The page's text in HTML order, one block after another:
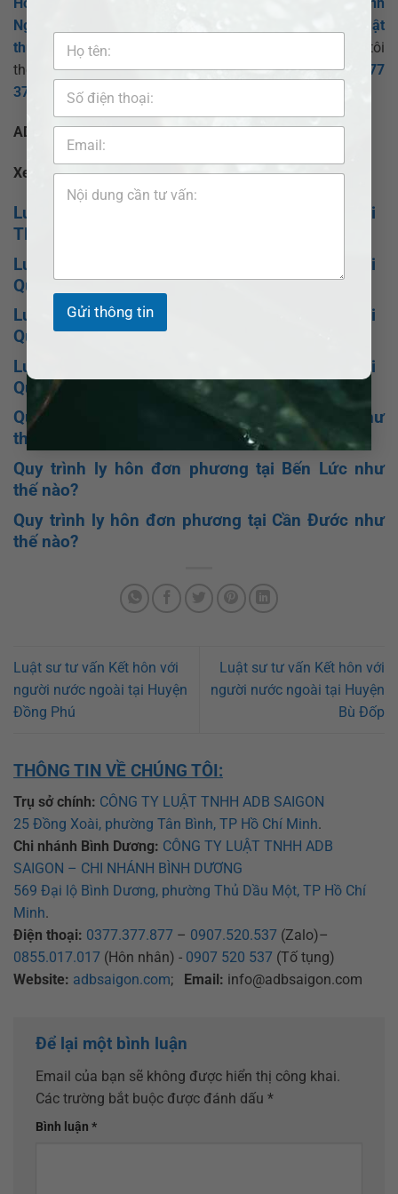
Gửi thông tin
Nghiệp
tư vấn luật
thừa kế
,… nếu bạn có thắc mắc hãy liên hệ với chúng tôi
theo thông tin trênWebsite: Phaplynhanh.vn,Hotline
0377
377 877
hoặcFanpage
ADB SAIGON – Giải pháp pháp lý tối ưu cho bạn!
Xem thêm bài viết:
Luật sư tư vấn Kết hôn với người nước ngoài tại
TP Hồ Chí Minh
Luật sư tư vấn Kết hôn với người nước ngoài tại
Quận Bình Tân
Luật sư tư vấn Kết hôn với người nước ngoài tại
Quận Phú Nhuận
Luật sư tư vấn Kết hôn với người nước ngoài tại
Quận Bình Thạnh
Quy trình ly hôn đơn phương tại Long An như
thế nào?
Quy trình ly hôn đơn phương tại Bến Lức như
thế nào?
Quy trình ly hôn đơn phương tại Cần Đước như
thế nào?
Luật sư tư vấn Kết hôn với
người nước ngoài tại Huyện
Đồng Phú
Luật sư tư vấn Kết hôn với
người nước ngoài tại Huyện
Bù Đốp
THÔNG TIN VỀ CHÚNG TÔI:
Trụ sở chính: CÔNG TY LUẬT TNHH ADB SAIGON
25 Đồng Xoài, phường Tân Bình, TP Hồ Chí Minh.
Chi nhánh Bình Dương: CÔNG TY LUẬT TNHH ADB
SAIGON – CHI NHÁNH BÌNH DƯƠNG
569 Đại lộ Bình Dương, phường Thủ Dầu Một, TP Hồ Chí
Minh.
Điện thoại: 0377.377.877 – 0907.520.537 (Zalo)–
0855.017.017 (Hôn nhân) - 0907 520 537 (Tố tụng)
Website: adbsaigon.com; Email: info@adbsaigon.com
Để lại một bình luận
Email của bạn sẽ không được hiển thị công khai.
Các trường bắt buộc được đánh dấu *
Bình luận *